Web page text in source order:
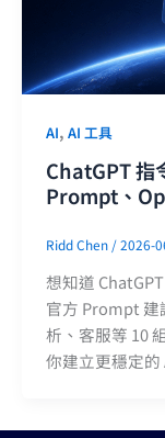
AI, AI 工具
ChatGPT 指
Prompt、
Ridd Chen /2026-
想知道
官方 Prompt 建
析、客服等 10
你建立更穩定的